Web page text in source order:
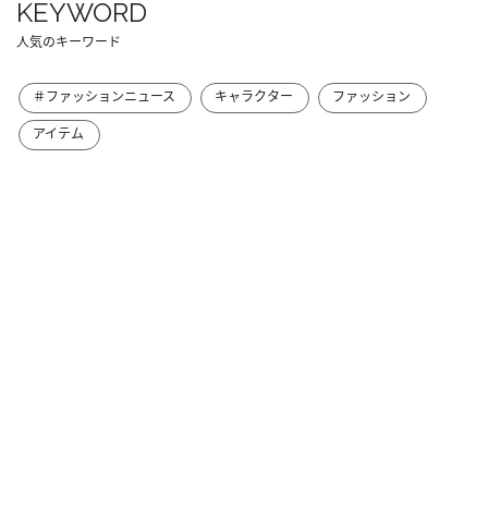
KEYWORD
人気のキーワード
＃ファッションニュース キャラクター
ファッション
アイテム